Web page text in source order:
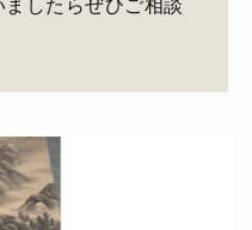
したらぜひご相談